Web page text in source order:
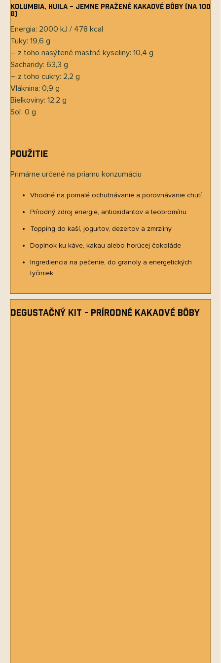
Kolumbia, Huila – jemne pražené kakaové bôby (na 100
g)
Energia: 2000 kJ / 478 kcal
Tuky: 19,6 g
– z toho nasýtené mastné kyseliny: 10,4 g
Sacharidy: 63,3 g
– z toho cukry: 2,2 g
Vláknina: 0,9 g
Bielkoviny: 12,2 g
Soľ: 0 g
Použitie
Primárne určené na priamu konzumáciu
Vhodné na pomalé ochutnávanie a porovnávanie chutí
Prírodný zdroj energie, antioxidantov a teobromínu
Topping do kaší, jogurtov, dezertov a zmrzliny
Doplnok ku káve, kakau alebo horúcej čokoláde
Ingrediencia na pečenie, do granoly a energetických
tyčiniek
Degustačný kit - prírodné kakaové bôby